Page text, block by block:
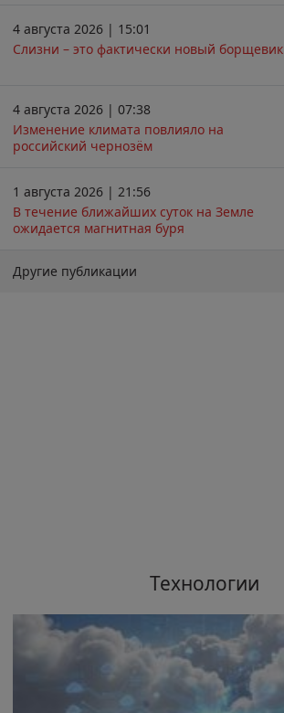
4 августа 2026 | 15:01
Слизни – это фактически новый борщевик
4 августа 2026 | 07:38
Изменение климата повлияло на
российский чернозём
1 августа 2026 | 21:56
В течение ближайших суток на Земле
ожидается магнитная буря
Другие публикации
Технологии